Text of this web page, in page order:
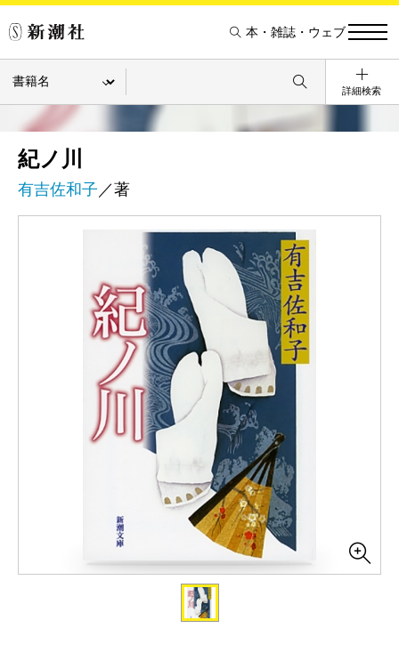
本・雑誌・ウェブ
詳細検索
紀ノ川
有吉佐和子 ／著